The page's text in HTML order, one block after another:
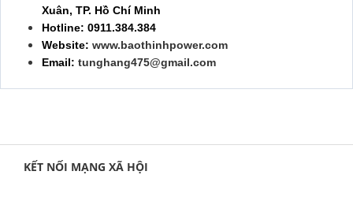
Xuân, TP. Hồ Chí Minh
Hotline: 0911.384.384
Website: www.baothinhpower.com
Email: tunghang475@gmail.com
KẾT NỐI MẠNG XÃ HỘI